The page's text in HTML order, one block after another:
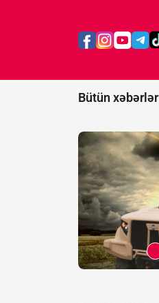
Bütün xəbərlər
lazer
alacaq